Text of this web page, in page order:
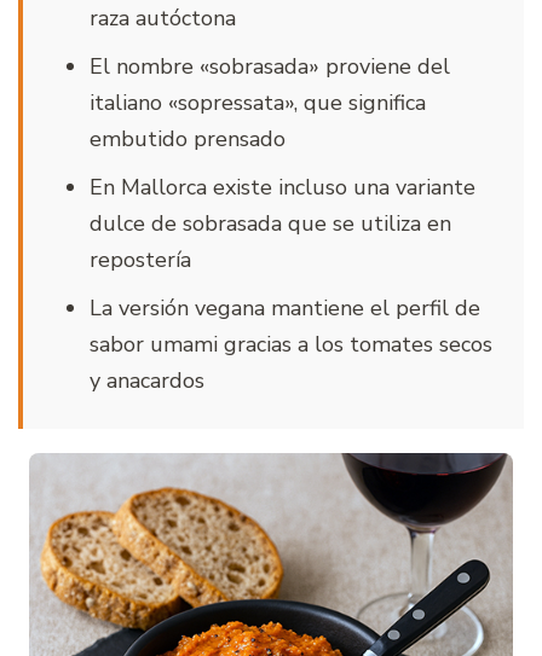
raza autóctona
El nombre «sobrasada» proviene del
italiano «sopressata», que significa
embutido prensado
En Mallorca existe incluso una variante
dulce de sobrasada que se utiliza en
repostería
La versión vegana mantiene el perfil de
sabor umami gracias a los tomates secos
y anacardos